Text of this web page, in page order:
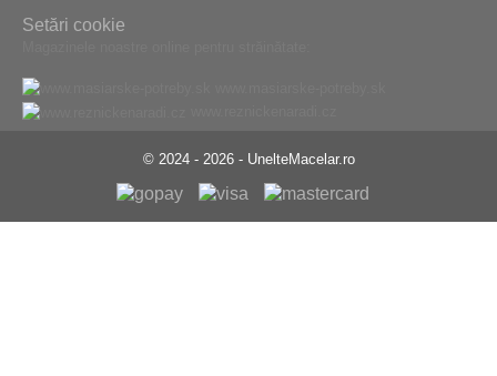
Setări cookie
© 2024 - 2026 - UnelteMacelar.ro